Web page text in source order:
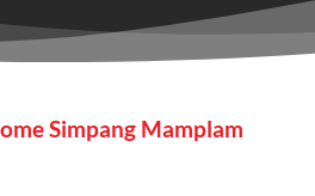
membutuhkan konektivitas dan
Simpang Mamplam